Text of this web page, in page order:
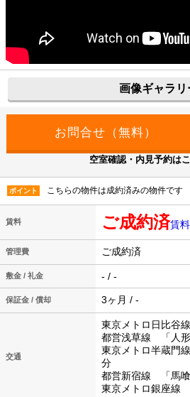
画像ギャラリ
空室確認・内見予約は
ポイント こちらの物件は成約済みの物件です
賃料 ご成約済賃
管理費 ご成約済
敷金 / 礼金 - / -
保証金 / 償却 3ヶ月 / -
交通
東京メトロ日比谷
都営浅草線 「人
東京メトロ半蔵
分
都営新宿線 「馬
東京メトロ銀座